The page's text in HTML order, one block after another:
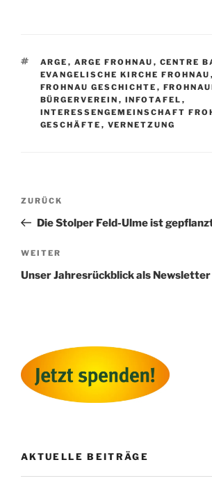
SCHLAGWÖRTER
ARGE , ARGE FROHNAU , CENTRE
EVANGELISCHE KIRCHE FROHNAU ,
FROHNAU GESCHICHTE ,
BÜRGERVEREIN , INFOTAFEL ,
INTERESSENGEMEINSCHAFT
GESCHÄFTE , VERNETZUNG
Beitragsnavigation
Vorheriger
Beitrag
ZURÜCK
Die Stolper Feld-Ulme ist
Nächster
Beitrag
WEITER
Unser Jahresrückblick als Newsletter
AKTUELLE BEITRÄGE